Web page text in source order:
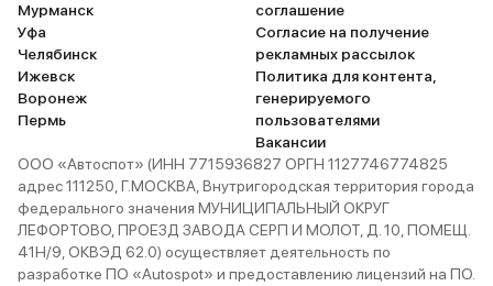
Мурманск
Уфа
Челябинск
Ижевск
Воронеж
Пермь
соглашение
Согласие на получение
рекламных рассылок
Политика для контента,
генерируемого
пользователями
Вакансии
ООО «Автоспот» (ИНН 7715936827 ОРГН 1127746774825
адрес 111250, Г.МОСКВА, Внутригородская территория города
федерального значения МУНИЦИПАЛЬНЫЙ ОКРУГ
ЛЕФОРТОВО, ПРОЕЗД ЗАВОДА СЕРП И МОЛОТ, Д. 10, ПОМЕЩ.
41Н/9, ОКВЭД 62.0) осуществляет деятельность по
разработке ПО «Autospot» и предоставлению лицензий на ПО.